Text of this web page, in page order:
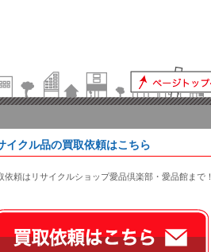
イクル品の買取依頼はこちら
依頼はリサイクルショップ愛品倶楽部・愛品館まで！